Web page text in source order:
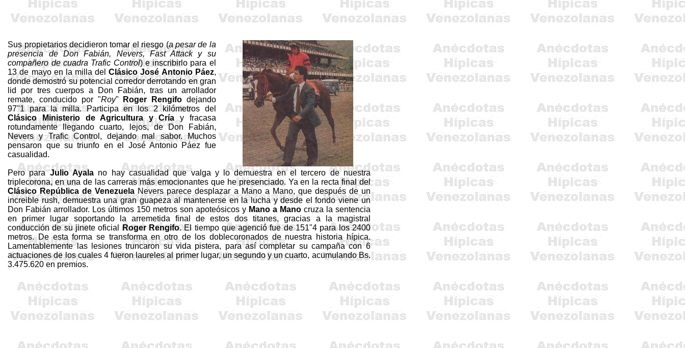
Sus propietarios decidieron tomar el riesgo (a pesar de la
presencia de Don Fabián, Nevers,Fast Attacky su
compañero de cuadra Trafic Control) e inscribirlo para el
13 de mayo en la milla delClásico José Antonio Páez,
donde demostró su potencial corredor derrotando en gran
lid por tres cuerpos a Don Fabián, tras un arrollador
remate, conducido por "Roy" Roger Rengifo dejando
97"1 para la milla. Participa en los2 kilómetros del
Clásico Ministerio de Agricultura y Críay fracasa
rotundamente llegando cuarto, lejos, de Don Fabián,
NeversyTraficControl, dejando mal sabor. Muchos
pensaron que su triunfo en el José Antonio Páez fue
casualidad.
Pero paraJulio Ayala no hay casualidad que valga y lo demuestra en el tercero de nuestra
triplecorona, en una de las carreras más emocionantes que he presenciado. Ya en la recta final del
Clásico República de Venezuela Neversparece desplazar a Mano a Mano, que después de un
increible rush, demuestra una gran guapeza al mantenerse en la lucha y desde el fondo viene un
Don Fabián arrollador. Los últimos 150 metros son apoteósicos y Mano a Manocruza la sentencia
en primer lugar soportando la arremetida final de estos dos titanes, gracias a la magistral
conducción de su jinete oficialRoger Rengifo. El tiempo que agenció fue de 151"4 para los2400
metros. De esta forma se transforma en otro de losdoblecoronadosde nuestra historia hípica.
Lamentablemente las lesiones truncaron su vida pistera, para así completar su campaña con 6
actuaciones de los cuales 4 fueron laureles al primer lugar, un segundo y un cuarto, acumulando Bs.
3.475.620 en premios.